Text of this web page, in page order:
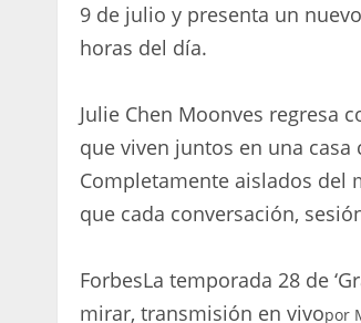
9 de julio y presenta un
horas del día.
Julie Chen Moonves regresa
que viven juntos en una
Completamente aislados del
que cada conversación,
ForbesLa temporada 28 de
mirar, transmisión en vivopor